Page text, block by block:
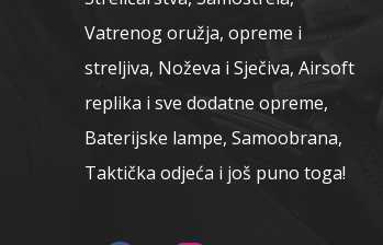
Vatrenog oružja, opreme i
streljiva, Noževa i Sječiva, Airsoft
replika i sve dodatne opreme,
Baterijske lampe, Samoobrana,
Taktička odjeća i još puno toga!